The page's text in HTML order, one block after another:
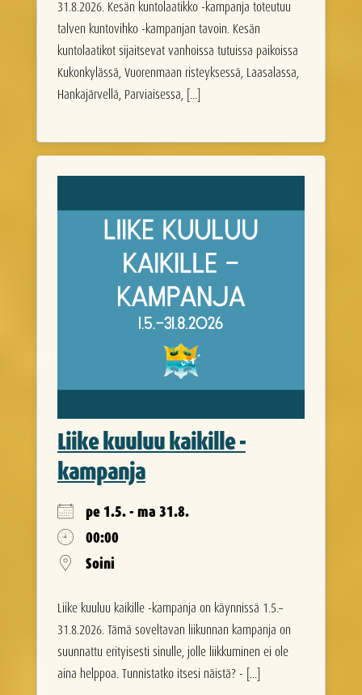
31.8.2026. Kesän kuntolaatikko -kampanja toteutuu
talven kuntovihko -kampanjan tavoin. Kesän
kuntolaatikot sijaitsevat vanhoissa tutuissa paikoissa
Kukonkylässä, Vuorenmaan risteyksessä, Laasalassa,
Hankajärvellä, Parviaisessa, [...]
Liike kuuluu kaikille -
kampanja
pe 1.5. - ma 31.8.
00:00
Soini
Liike kuuluu kaikille -kampanja on käynnissä 1.5.–
31.8.2026. Tämä soveltavan liikunnan kampanja on
suunnattu erityisesti sinulle, jolle liikkuminen ei ole
aina helppoa. Tunnistatko itsesi näistä? - [...]